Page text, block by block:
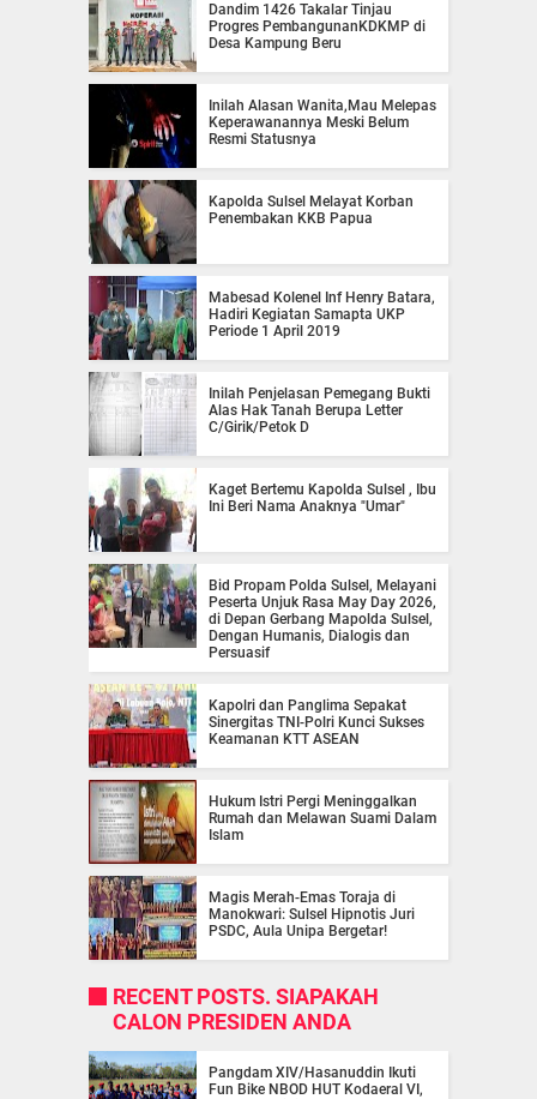
Dandim 1426 Takalar Tinjau
Progres PembangunanKDKMP di
Desa Kampung Beru
Inilah Alasan Wanita,Mau Melepas
Keperawanannya Meski Belum
Resmi Statusnya
Kapolda Sulsel Melayat Korban
Penembakan KKB Papua
Mabesad Kolenel Inf Henry Batara,
Hadiri Kegiatan Samapta UKP
Periode 1 April 2019
Inilah Penjelasan Pemegang Bukti
Alas Hak Tanah Berupa Letter
C/Girik/Petok D
Kaget Bertemu Kapolda Sulsel , Ibu
Ini Beri Nama Anaknya "Umar"
Bid Propam Polda Sulsel, Melayani
Peserta Unjuk Rasa May Day 2026,
di Depan Gerbang Mapolda Sulsel,
Dengan Humanis, Dialogis dan
Persuasif
Kapolri dan Panglima Sepakat
Sinergitas TNI-Polri Kunci Sukses
Keamanan KTT ASEAN
Hukum Istri Pergi Meninggalkan
Rumah dan Melawan Suami Dalam
Islam
Magis Merah-Emas Toraja di
Manokwari: Sulsel Hipnotis Juri
PSDC, Aula Unipa Bergetar!
RECENT POSTS. SIAPAKAH
CALON PRESIDEN ANDA
Pangdam XIV/Hasanuddin Ikuti
Fun Bike NBOD HUT Kodaeral VI,